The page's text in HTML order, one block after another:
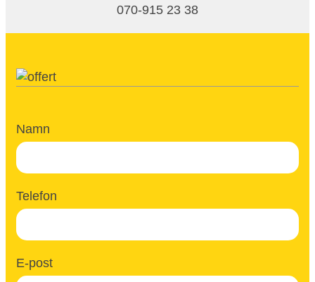
070-915 23 38
Namn
Telefon
E-post